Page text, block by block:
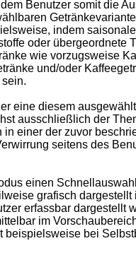
Benutzer somit die
indem
oder übergeordnete
wie vorzugsweise
und/oder
eine diesem
ausschließlich der
einer der zuvor
seitens des
einen
grafisch dargestellt
erfassbar dargestellt
im
bei